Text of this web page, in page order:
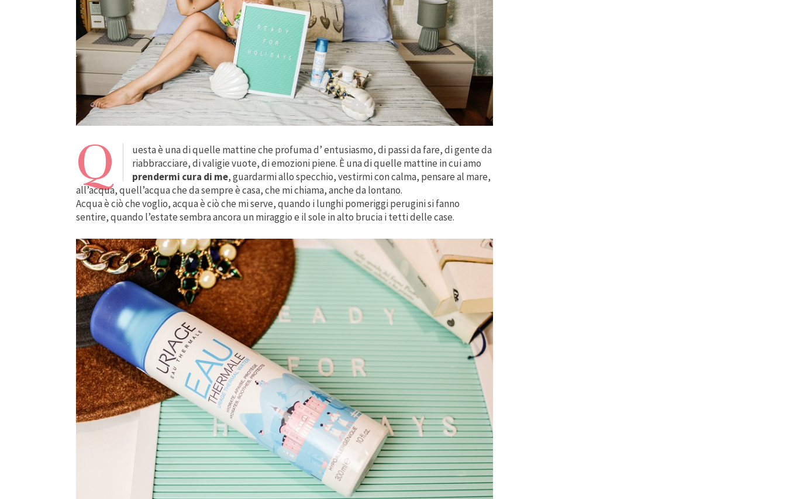
Q
uesta è una di quelle mattine che profuma d’ entusiasmo, di passi da fare, di gente da
riabbracciare, di valigie vuote, di emozioni piene. È una di quelle mattine in cui amo
prendermi cura di me, guardarmi allo specchio, vestirmi con calma, pensare al mare,
all’acqua, quell’acqua che da sempre è casa, che mi chiama, anche da lontano.
Acqua è ciò che voglio, acqua è ciò che mi serve, quando i lunghi pomeriggi perugini si fanno
sentire, quando l’estate sembra ancora un miraggio e il sole in alto brucia i tetti delle case.